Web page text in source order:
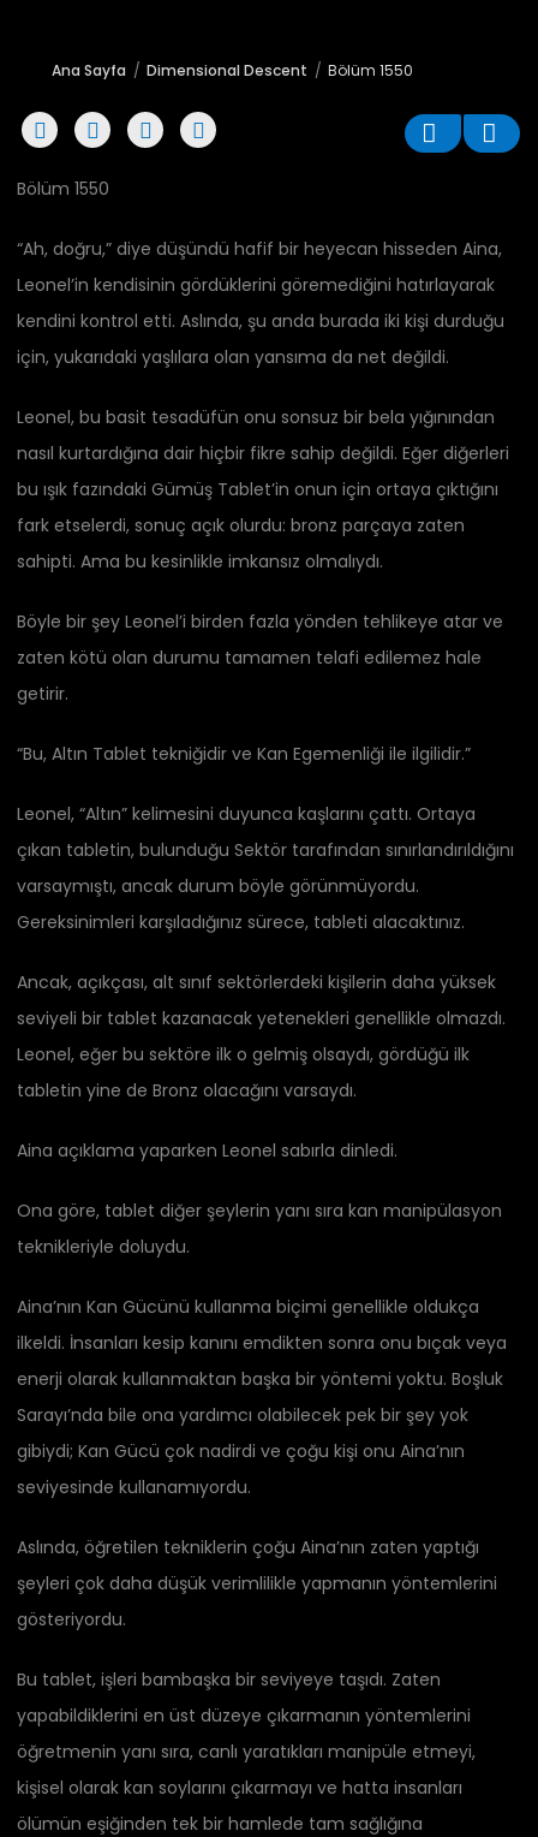
Ana Sayfa Dimensional Descent Bölüm 1550
Bölüm 1550
“Ah, doğru,” diye düşündü hafif bir heyecan hisseden Aina,
Leonel’in kendisinin gördüklerini göremediğini hatırlayarak
kendini kontrol etti. Aslında, şu anda burada iki kişi durduğu
için, yukarıdaki yaşlılara olan yansıma da net değildi.
Leonel, bu basit tesadüfün onu sonsuz bir bela yığınından
nasıl kurtardığına dair hiçbir fikre sahip değildi. Eğer diğerleri
bu ışık fazındaki Gümüş Tablet’in onun için ortaya çıktığını
fark etselerdi, sonuç açık olurdu: bronz parçaya zaten
sahipti. Ama bu kesinlikle imkansız olmalıydı.
Böyle bir şey Leonel’i birden fazla yönden tehlikeye atar ve
zaten kötü olan durumu tamamen telafi edilemez hale
getirir.
“Bu, Altın Tablet tekniğidir ve Kan Egemenliği ile ilgilidir.”
Leonel, “Altın” kelimesini duyunca kaşlarını çattı. Ortaya
çıkan tabletin, bulunduğu Sektör tarafından sınırlandırıldığını
varsaymıştı, ancak durum böyle görünmüyordu.
Gereksinimleri karşıladığınız sürece, tableti alacaktınız.
Ancak, açıkçası, alt sınıf sektörlerdeki kişilerin daha yüksek
seviyeli bir tablet kazanacak yetenekleri genellikle olmazdı.
Leonel, eğer bu sektöre ilk o gelmiş olsaydı, gördüğü ilk
tabletin yine de Bronz olacağını varsaydı.
Aina açıklama yaparken Leonel sabırla dinledi.
Ona göre, tablet diğer şeylerin yanı sıra kan manipülasyon
teknikleriyle doluydu.
Aina’nın Kan Gücünü kullanma biçimi genellikle oldukça
ilkeldi. İnsanları kesip kanını emdikten sonra onu bıçak veya
enerji olarak kullanmaktan başka bir yöntemi yoktu. Boşluk
Sarayı’nda bile ona yardımcı olabilecek pek bir şey yok
gibiydi; Kan Gücü çok nadirdi ve çoğu kişi onu Aina’nın
seviyesinde kullanamıyordu.
Aslında, öğretilen tekniklerin çoğu Aina’nın zaten yaptığı
şeyleri çok daha düşük verimlilikle yapmanın yöntemlerini
gösteriyordu.
Bu tablet, işleri bambaşka bir seviyeye taşıdı. Zaten
yapabildiklerini en üst düzeye çıkarmanın yöntemlerini
öğretmenin yanı sıra, canlı yaratıkları manipüle etmeyi,
kişisel olarak kan soylarını çıkarmayı ve hatta insanları
ölümün eşiğinden tek bir hamlede tam sağlığına